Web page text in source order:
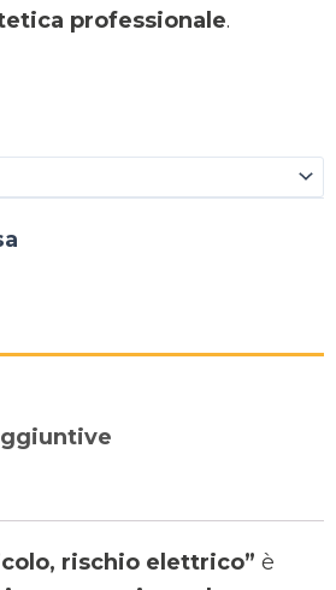
professionale.
rischio elettrico” è